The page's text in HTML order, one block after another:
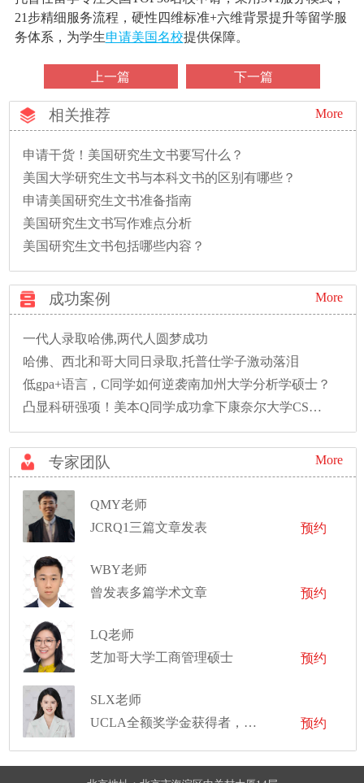
21步精细服务流程，硬性四维标准+六维背景提升等留学服
务体系，为学生申请美国名校提供保障。
上一篇 下一篇
相关推荐 More
申请干货！美国研究生文书要写什么？
美国大学研究生文书与本科文书的区别有哪些？
申请美国研究生文书准备指南
美国研究生文书写作难点分析
美国研究生文书包括哪些内容？
成功案例 More
一代人录取哈佛,两代人圆梦成功
哈佛、西北和哥大同日录取,托普仕学子激动落泪
低gpa+语言，C同学如何逆袭南加州大学分析学硕士？
凸显科研强项！美本Q同学成功拿下康奈尔大学CS硕士录取！
专家团队 More
QMY老师
JCRQ1三篇文章发表
预约
WBY老师
曾发表多篇学术文章
预约
LQ老师
芝加哥大学工商管理硕士
预约
SLX老师
UCLA全额奖学金获得者，曾斩获三所藤校offer，拿到斯坦福大学心理学lab工作机会等
预约